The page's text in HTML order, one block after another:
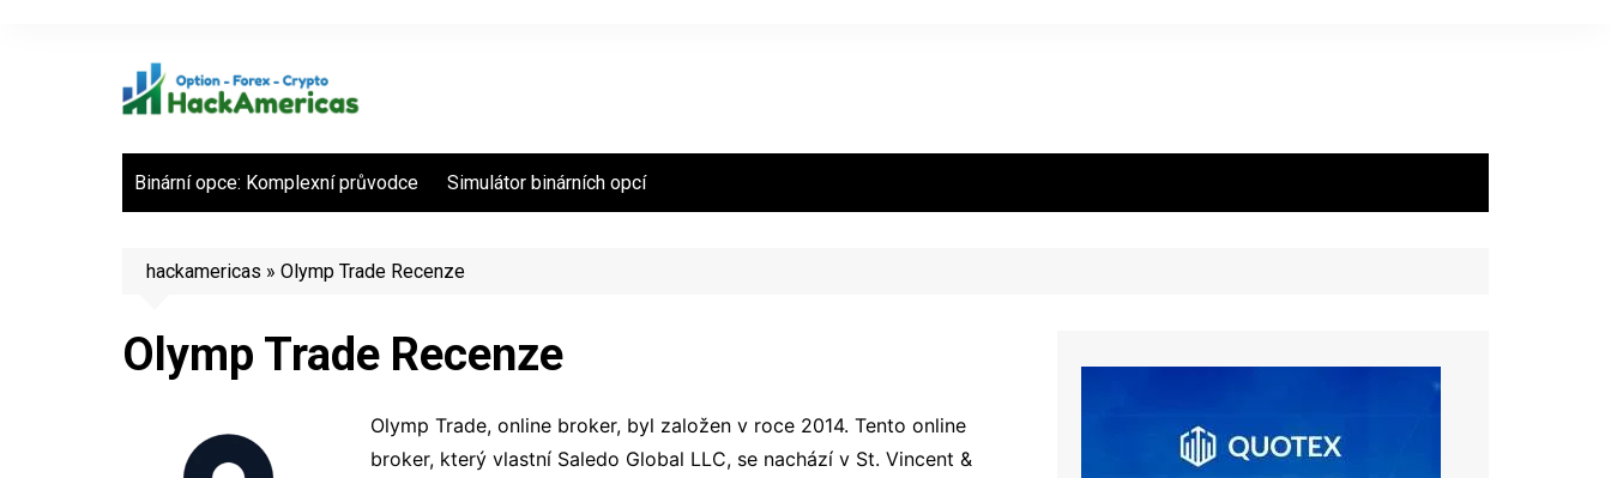
Binární opce: Komplexní průvodce Simulátor binárních opcí
hackamericas » Olymp Trade Recenze
Olymp Trade Recenze
Olymp Trade, online broker, byl založen v roce 2014. Tento online
broker, který vlastní Saledo Global LLC, se nachází v St. Vincent &